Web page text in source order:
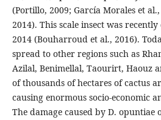
(Portillo, 2009; García Morales et
2014). This scale insect was
2014 (Bouharroud et al., 2016).
spread to other regions such as
Azilal, Benimellal, Taourirt, Haouz
of thousands of hectares of cactus
causing enormous socio-economic
The damage caused by D. opuntiae